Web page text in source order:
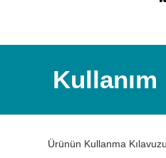
Kullanım
Ürünün Kullanma